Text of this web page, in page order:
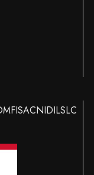
FISACNIDILSLC